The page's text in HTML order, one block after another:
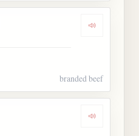
Dengarkan
branded beef
Dengarkan